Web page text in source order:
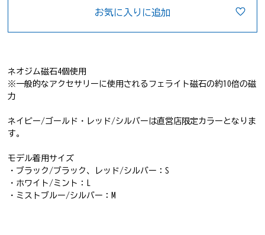
お気に入りに追加
ネオジム磁石4個使用
※一般的なアクセサリーに使用されるフェライト磁石の約10倍の磁
力
ネイビー/ゴールド・レッド/シルバーは直営店限定カラーとなりま
す。
モデル着用サイズ
・ブラック/ブラック、レッド/シルバー：S
・ホワイト/ミント：L
・ミストブルー/シルバー：M